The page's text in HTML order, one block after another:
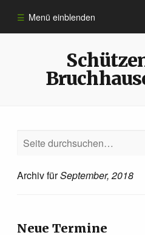
Menü einblenden
Informationen
Archiv fürSeptember, 2018
Neue Termine